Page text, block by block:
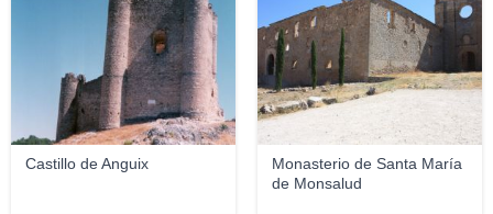
Castillo de Anguix
Monasterio de Santa María
de Monsalud